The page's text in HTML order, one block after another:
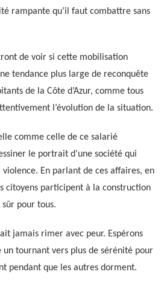
rampante qu’il faut combattre sans
de voir si cette mobilisation
tendance plus large de reconquête
de la Côte d’Azur, comme tous
l’évolution de la situation.
comme celle de ce salarié
le portrait d’une société qui
En parlant de ces affaires, en
citoyens participent à la construction
pour tous.
jamais rimer avec peur. Espérons
tournant vers plus de sérénité pour
pendant que les autres dorment.